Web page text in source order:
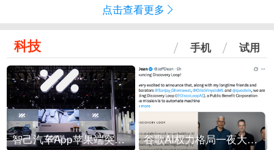
点击查看更多
科技 手机 试用
智己汽车App苹果端突然“下架” 谷歌AI权力格局一夜大洗牌